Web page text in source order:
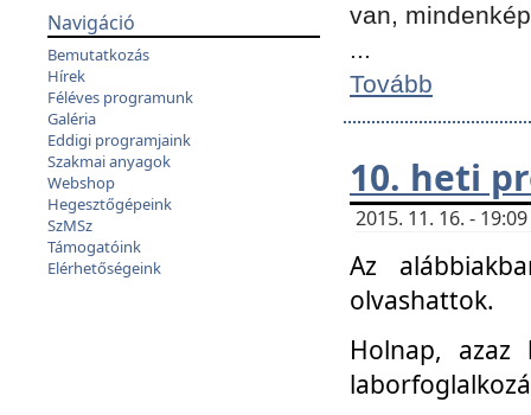
Navigáció
Bemutatkozás
Hírek
Féléves programunk
Galéria
Eddigi programjaink
Szakmai anyagok
Webshop
Hegesztőgépeink
SzMSz
Támogatóink
Elérhetőségeink
van,
...
Tovább
10. heti
2015. 11. 16. -
Az
olvashattok.
Holnap, azaz